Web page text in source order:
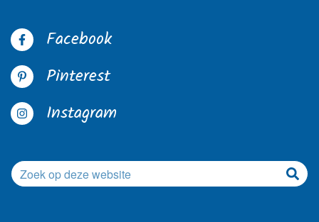
Facebook
Pinterest
Instagram